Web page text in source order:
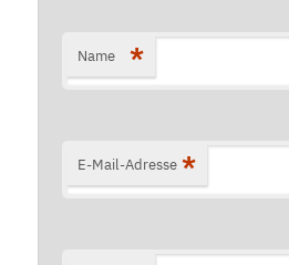
Name *
E-Mail-Adresse *